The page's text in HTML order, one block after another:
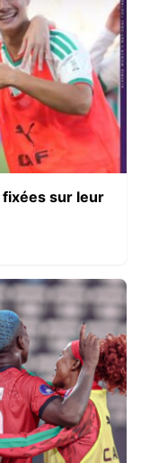
fixées sur leur